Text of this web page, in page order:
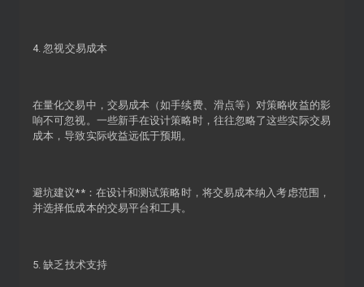
4. 忽视交易成本
在量化交易中，交易成本（如手续费、滑点等）对策略收益的影
响不可忽视。一些新手在设计策略时，往往忽略了这些实际交易
成本，导致实际收益远低于预期。
避坑建议**：在设计和测试策略时，将交易成本纳入考虑范围，
并选择低成本的交易平台和工具。
5. 缺乏技术支持